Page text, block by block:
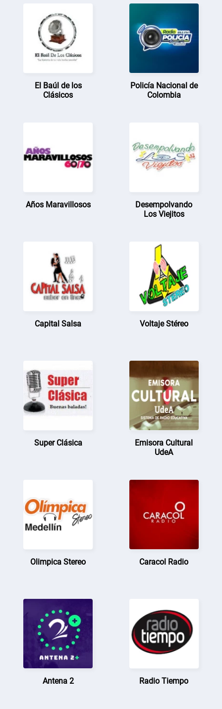
El Baúl de los
Clásicos
Policía Nacional de
Colombia
Años Maravillosos
Desempolvando
Los Viejitos
Capital Salsa Voltaje Stéreo
Super Clásica
Emisora Cultural
UdeA
Olimpica Stereo Caracol Radio
Antena 2 Radio Tiempo